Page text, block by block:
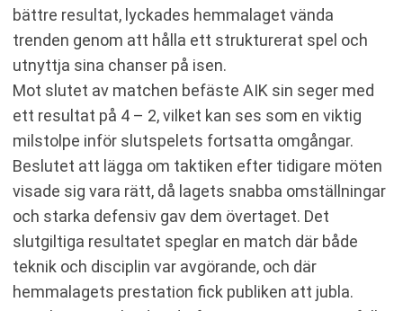
bättre resultat, lyckades hemmalaget vända
trenden genom att hålla ett strukturerat spel och
utnyttja sina chanser på isen.
Mot slutet av matchen befäste AIK sin seger med
ett resultat på 4 – 2, vilket kan ses som en viktig
milstolpe inför slutspelets fortsatta omgångar.
Beslutet att lägga om taktiken efter tidigare möten
visade sig vara rätt, då lagets snabba omställningar
och starka defensiv gav dem övertaget. Det
slutgiltiga resultatet speglar en match där både
teknik och disciplin var avgörande, och där
hemmalagets prestation fick publiken att jubla.